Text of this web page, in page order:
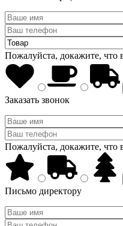
Пожалуйста, докажите, что
Заказать звонок
Пожалуйста, докажите, что
Письмо директору